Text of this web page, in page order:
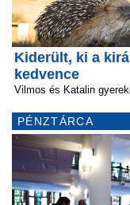
Kiderült, ki a
kedvence
Vilmos és Katalin
PÉNZTÁRCA